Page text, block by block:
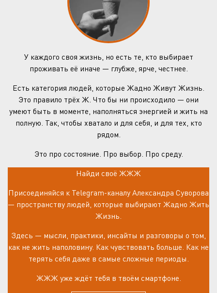
У каждого своя жизнь, но есть те, кто выбирает
проживать её иначе — глубже, ярче, честнее.
Есть категория людей, которые Жадно Живут Жизнь.
Это правило трёх Ж. Что бы ни происходило — они
умеют быть в моменте, наполняться энергией и жить на
полную. Так, чтобы хватало и для себя, и для тех, кто
рядом.
Это про состояние. Про выбор. Про среду.
Найди своё ЖЖЖ
Присоединяйся к Telegram-каналу Александра Суворова
— пространству людей, которые выбирают Жадно Жить
Жизнь.
Здесь — мысли, практики, инсайты и разговоры о том,
как не жить наполовину. Как чувствовать больше. Как не
терять себя даже в самые сложные периоды.
ЖЖЖ уже ждёт тебя в твоём смартфоне.